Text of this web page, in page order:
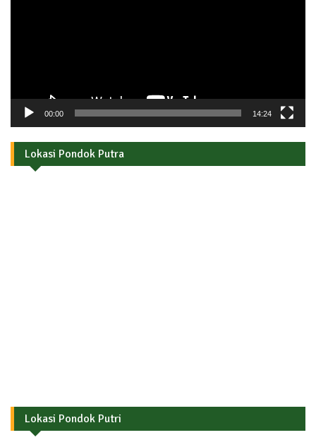
00:00 14:24
Lokasi Pondok Putra
Lokasi Pondok Putri